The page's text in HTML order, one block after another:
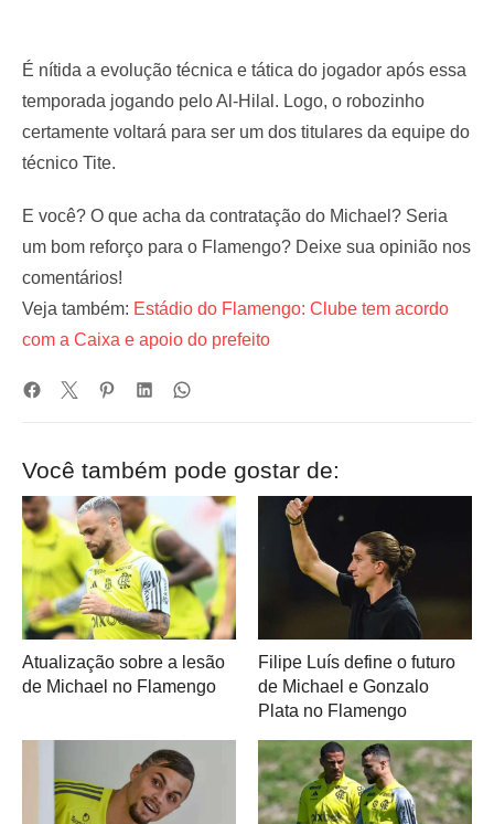
É nítida a evolução técnica e tática do jogador após essa
temporada jogando pelo Al-Hilal. Logo, o robozinho
certamente voltará para ser um dos titulares da equipe do
técnico Tite.
E você? O que acha da contratação do Michael? Seria
um bom reforço para o Flamengo? Deixe sua opinião nos
comentários!
Veja também: Estádio do Flamengo: Clube tem acordo
com a Caixa e apoio do prefeito
Você também pode gostar de:
Atualização sobre a lesão
de Michael no Flamengo
Filipe Luís define o futuro
de Michael e Gonzalo
Plata no Flamengo